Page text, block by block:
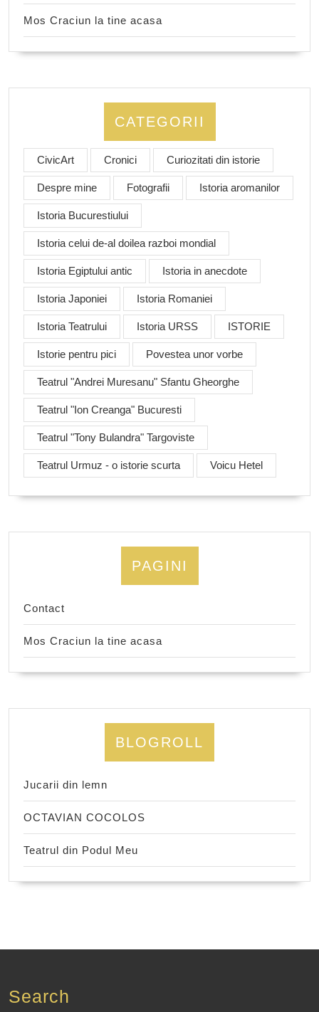
Mos Craciun la tine acasa
CATEGORII
CivicArt Cronici Curiozitati din istorie
Despre mine Fotografii Istoria aromanilor
Istoria Bucurestiului
Istoria celui de-al doilea razboi mondial
Istoria Egiptului antic Istoria in anecdote
Istoria Japoniei Istoria Romaniei
Istoria Teatrului Istoria URSS ISTORIE
Istorie pentru pici Povestea unor vorbe
Teatrul "Andrei Muresanu" Sfantu Gheorghe
Teatrul "Ion Creanga" Bucuresti
Teatrul "Tony Bulandra" Targoviste
Teatrul Urmuz - o istorie scurta Voicu Hetel
PAGINI
Contact
Mos Craciun la tine acasa
BLOGROLL
Jucarii din lemn
OCTAVIAN COCOLOS
Teatrul din Podul Meu
Search